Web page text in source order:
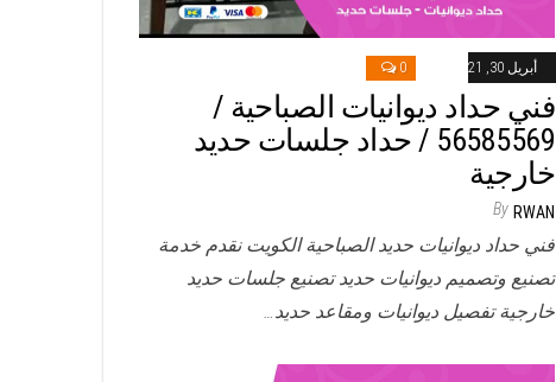
أبريل 30, 2021 0
فني حداد ديوانيات الصباحية /
56585569 / حداد جلسات حديد
خارجية
By RWAN
فني حداد ديوانيات حديد الصباحية الكويت نقدم خدمة
تصنيع وتصميم ديوانيات حديد تصنيع جلسات حديد
خارجية تفصيل ديوانيات ومقاعد حديد…